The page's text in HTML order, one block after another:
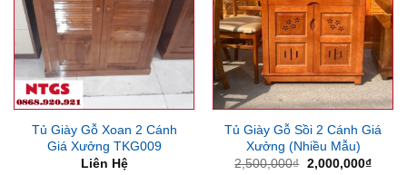
Tủ Giày Gỗ Xoan 2 Cánh
Giá Xưởng TKG009
Liên Hệ
Tủ Giày Gỗ Sồi 2 Cánh Giá
Xưởng (Nhiều Mẫu)
2,500,000₫ Giá
2,000,000₫Giá